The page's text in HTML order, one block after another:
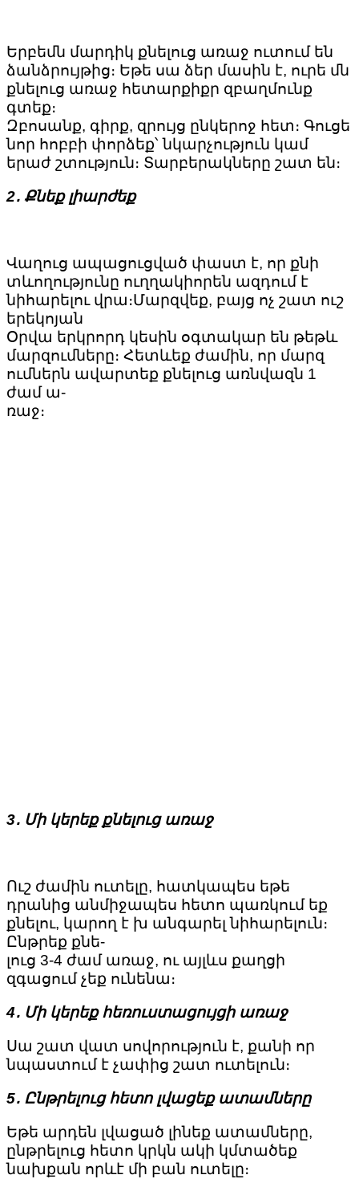
Երբեմն մարդիկ քնելուց առաջ ուտում են
ձանձրույթից։ Եթե սա ձեր մասին է, ուրե մն
քնելուց առաջ հետարքիքր զբաղմունք
գտեք։
Զբոսանք, գիրք, զրույց ընկերոջ հետ։ Գուցե
նոր հոբբի փորձեք՝ նկարչություն կամ
երաժ շտություն։ Տարբերակները շատ են։
2․ Քնեք լիարժեք
Վաղուց ապացուցված փաստ է, որ քնի
տևողությունը ուղղակիորեն ազդում է
նիհարելու վրա։Մարզվեք, բայց ոչ շատ ուշ
երեկոյան
Օրվա երկրորդ կեսին օգտակար են թեթև
մարզումները։ Հետևեք ժամին, որ մարզ
ումներն ավարտեք քնելուց առնվազն 1
ժամ ա-
ռաջ։
3․ Մի կերեք քնելուց առաջ
Ուշ ժամին ուտելը, հատկապես եթե
դրանից անմիջապես հետո պառկում եք
քնելու, կարող է խ անգարել նիհարելուն։
Ընթրեք քնե-
լուց 3-4 ժամ առաջ, ու այլևս քաղցի
զգացում չեք ունենա։
4․ Մի կերեք հեռուստացույցի առաջ
Սա շատ վատ սովորություն է, քանի որ
նպաստում է չափից շատ ուտելուն։
5․ Ընթրելուց հետո լվացեք ատամները
Եթե արդեն լվացած լինեք ատամները,
ընթրելուց հետո կրկն ակի կմտածեք
նախքան որևէ մի բան ուտելը։